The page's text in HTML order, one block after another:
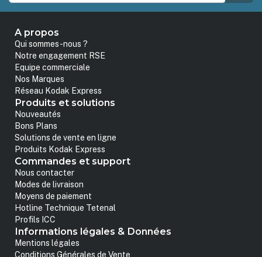
A propos
Qui sommes-nous ?
Notre engagement RSE
Equipe commerciale
Nos Marques
Réseau Kodak Express
Produits et solutions
Nouveautés
Bons Plans
Solutions de vente en ligne
Produits Kodak Express
Commandes et support
Nous contacter
Modes de livraison
Moyens de paiement
Hotline Technique Tetenal
Profils ICC
Informations légales & Données
Mentions légales
Conditions Générales de Vente